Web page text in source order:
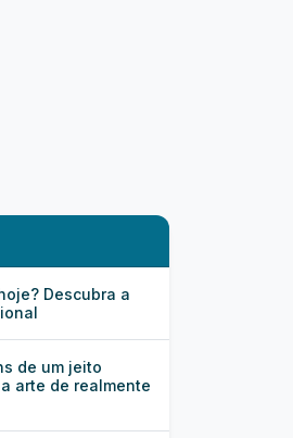
Descubra a
de um jeito
arte de realmente